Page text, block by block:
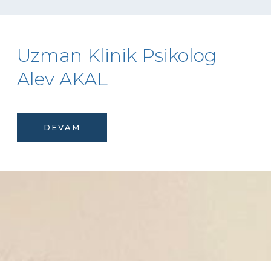
Uzman Klinik Psikolog
Alev AKAL
DEVAM